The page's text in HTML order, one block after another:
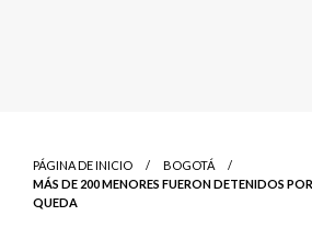
PÁGINA DE INICIO
BOGOTÁ
MÁS DE 200 MENORES FUERON DETENIDOS
QUEDA